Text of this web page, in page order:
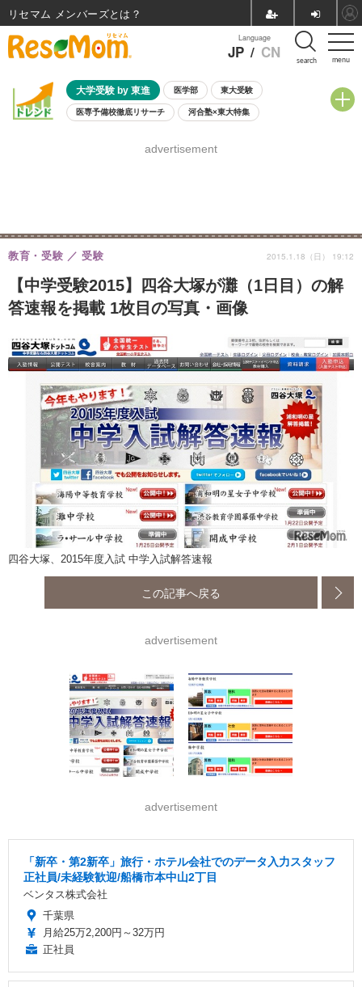
menu
Language
JP / CN search
大学受験 by 東進 医学部 東大受験
医専予備校徹底リサーチ 河合塾×東大特集
8月開催学校説明会・相談会
advertisement
【中学受験2015】四谷大塚が灘（1日目）の解
答速報を掲載 1枚目の写真・画像
教育・受験 受験 2015.1.18（日） 19:12
四谷大塚、2015年度入試 中学入試解答速報
この記事へ戻る
advertisement
advertisement
「新卒・第2新卒」旅行・ホテル会社でのデータ入力スタッフ
正社員/未経験歓迎/船橋市本中山2丁目
ベンタス株式会社
千葉県
月給25万2,200円～32万円
正社員
リセマム メンバーズ